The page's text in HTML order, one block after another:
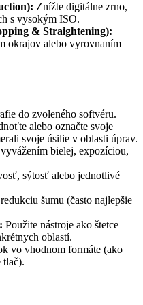
Znížte digitálne zrno,
s vysokým ISO.
& Straightening):
okrajov alebo vyrovnaním
do zvoleného softvéru.
alebo označte svoje
svoje úsilie v oblasti úprav.
bielej, expozíciou,
sýtosť alebo jednotlivé
šumu (často najlepšie
Použite nástroje ako štetce
oblastí.
vo vhodnom formáte (ako
tlač).